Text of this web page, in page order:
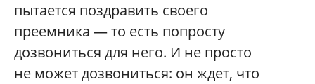
пытается поздравить своего
преемника — то есть попросту
дозвониться для него. И не просто
не может дозвониться: он ждет, что